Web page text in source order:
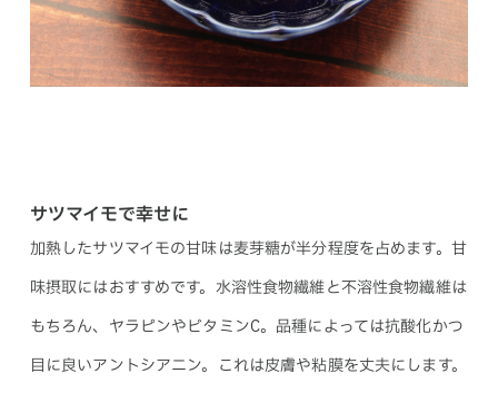
サツマイモで幸せに
加熱したサツマイモの甘味は麦芽糖が半分程度を占めます。甘
味摂取にはおすすめです。水溶性食物繊維と不溶性食物繊維は
もちろん、ヤラピンやビタミンC。品種によっては抗酸化かつ
目に良いアントシアニン。これは皮膚や粘膜を丈夫にします。